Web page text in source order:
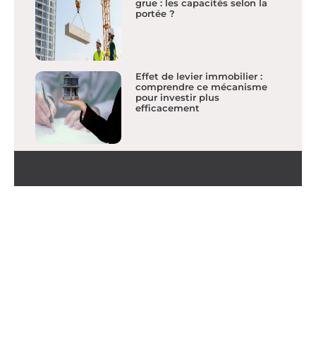
grue : les capacités selon la
portée ?
Effet de levier immobilier :
comprendre ce mécanisme
pour investir plus
efficacement